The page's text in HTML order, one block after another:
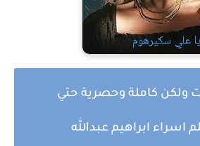
ولكن كاملة وحصرية حتي
اسراء ابراهيم عبدالله